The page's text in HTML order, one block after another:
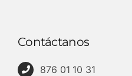
Contáctanos
876 01 10 31